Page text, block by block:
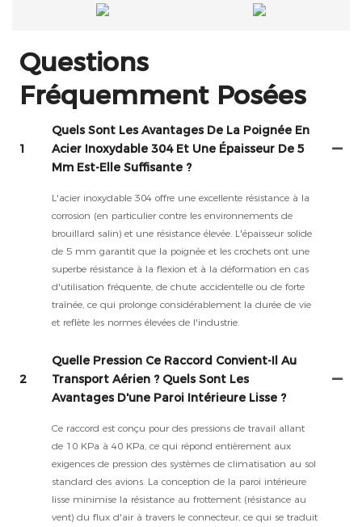
Questions
Fréquemment Posées
1
Quels Sont Les Avantages De La Poignée En
Acier Inoxydable 304 Et Une Épaisseur De 5
Mm Est-Elle Suffisante ?
L'acier inoxydable 304 offre une excellente résistance à la
corrosion (en particulier contre les environnements de
brouillard salin) et une résistance élevée. L'épaisseur solide
de 5 mm garantit que la poignée et les crochets ont une
superbe résistance à la flexion et à la déformation en cas
d'utilisation fréquente, de chute accidentelle ou de forte
traînée, ce qui prolonge considérablement la durée de vie
et reflète les normes élevées de l'industrie.
2
Quelle Pression Ce Raccord Convient-Il Au
Transport Aérien ? Quels Sont Les
Avantages D'une Paroi Intérieure Lisse ?
Ce raccord est conçu pour des pressions de travail allant
de 10 KPa à 40 KPa, ce qui répond entièrement aux
exigences de pression des systèmes de climatisation au sol
standard des avions. La conception de la paroi intérieure
lisse minimise la résistance au frottement (résistance au
vent) du flux d'air à travers le connecteur, ce qui se traduit